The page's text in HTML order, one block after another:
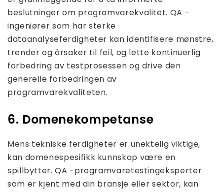
beslutninger om programvarekvalitet. QA -
ingeniører som har sterke
dataanalyseferdigheter kan identifisere mønstre,
trender og årsaker til feil, og lette kontinuerlig
forbedring av testprosessen og drive den
generelle forbedringen av
programvarekvaliteten.
6. Domenekompetanse
Mens tekniske ferdigheter er unektelig viktige,
kan domenespesifikk kunnskap være en
spillbytter. QA -programvaretestingeksperter
som er kjent med din bransje eller sektor, kan